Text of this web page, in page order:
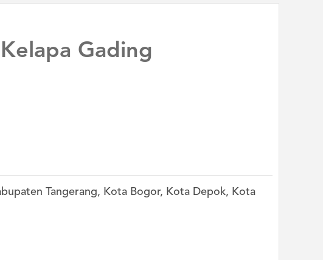
Gading
Tangerang, Kota Bogor, Kota Depok, Kota